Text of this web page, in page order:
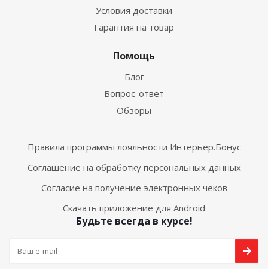
Условия доставки
Гарантия на товар
Помощь
Блог
Вопрос-ответ
Обзоры
Правила программы лояльности Интерьер.Бонус
Соглашение на обработку персональных данных
Согласие на получение электронных чеков
Скачать приложение для Android
Будьте всегда в курсе!